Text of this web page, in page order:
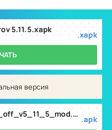
5.11.5.xapk .xapk
версия
spongebob_krusty_cook_off_v5_11_5_mod.apk .apk